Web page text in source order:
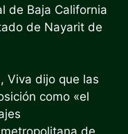
de Baja California
de Nayarit de
Viva dijo que las
como «el
de